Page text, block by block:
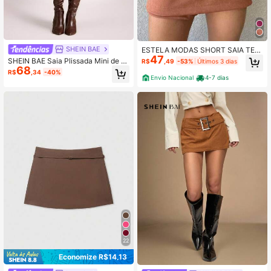
SHEIN BAE
SHEIN BAE Saia Plissada Mini de C
ouro PU Feminina
R$68 ,34 -40%
22
Economize R$14,13
ESTELA MODAS SHORT SAIA TECI
DO SUEDE FEMINIA Assimétrico Zí
per Casa Praia
R$47 ,49 -53% Últimos 3 dias
Envio Nacional 4-7 dias